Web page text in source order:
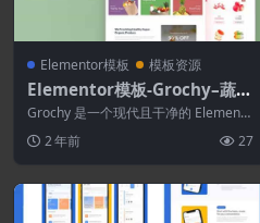
Elementor模板 模板资源
Elementor模板-Grochy–蔬菜
水果日用百货网站模板带后台
Grochy 是一个现代且干净的 Elemento
2 年前 27